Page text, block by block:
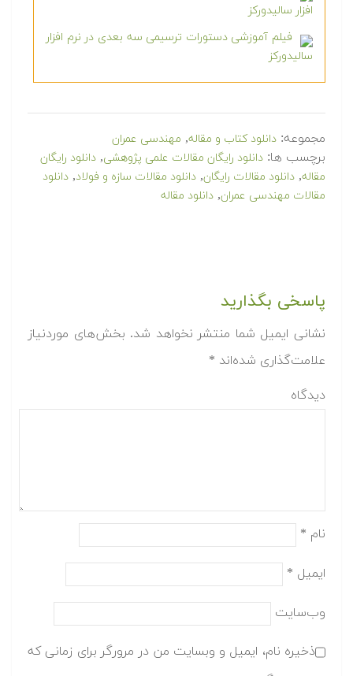
افزار سالیدورکز
فیلم آموزشی دستورات ترسیمی سه بعدی در نرم افزار
سالیدورکز
مجموعه: دانلود کتاب و مقاله, مهندسی عمران
برچسب ها: دانلود رایگان مقالات علمی پژوهشی, دانلود رایگان
مقاله, دانلود مقالات رایگان, دانلود مقالات سازه و فولاد, دانلود
مقالات مهندسی عمران, دانلود مقاله
پاسخی بگذارید
نشانی ایمیل شما منتشر نخواهد شد. بخش‌های موردنیاز
علامت‌گذاری شده‌اند *
دیدگاه
نام *
ایمیل *
وب‌سایت
ذخیره نام، ایمیل و وبسایت من در مرورگر برای زمانی که